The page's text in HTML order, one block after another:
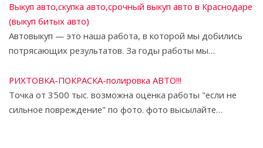
Выкуп авто,скупка авто,срочный выкуп авто в Краснодаре
(выкуп битых авто)
Автовыкуп — это наша работа, в которой мы добились
потрясающих результатов. За годы работы мы…
РИХТОВКА-ПОКРАСКА-полировка АВТО!!!
Точка от 3500 тыс. возможна оценка работы "если не
сильное повреждение" по фото. фото высылайте…